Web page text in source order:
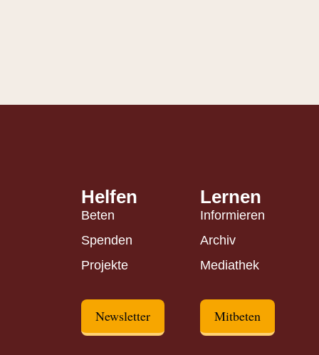
Helfen
Beten
Spenden
Projekte
Newsletter
Lernen
Informieren
Archiv
Mediathek
Mitbeten